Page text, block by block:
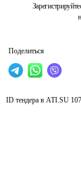
Поделиться
ID тендера в ATI.SU